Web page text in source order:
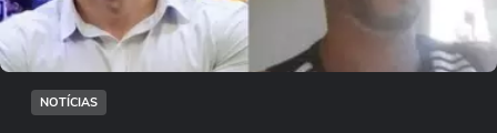
Tentar novamente
NOTÍCIAS